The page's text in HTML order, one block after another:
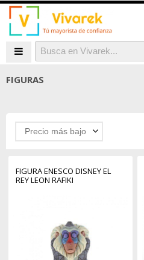
FIGURAS
Precio más bajo
FIGURA ENESCO DISNEY EL
REY LEON RAFIKI